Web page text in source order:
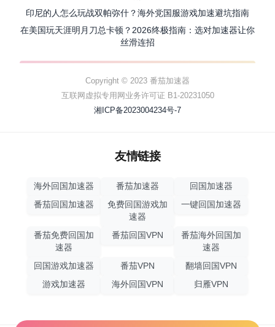
印尼的人怎么玩战双帕弥什？海外党国服游戏加速避坑指南
在美国玩天涯明月刀总卡顿？2026终极指南：选对加速器让你
丝滑连招
Copyright © 2023 番茄加速器
互联网虚拟专用网业务许可证 B1-20231050
湘ICP备2023004234号-7
友情链接
海外回国加速器 番茄加速器
回国加速器
番茄回国加速器
免费回国游戏加
速器
一键回国加速器
番茄免费回国加
速器
番茄回国VPN
番茄海外回国加
速器
回国游戏加速器
番茄VPN
翻墙回国VPN
游戏加速器
海外回国VPN 归雁VPN